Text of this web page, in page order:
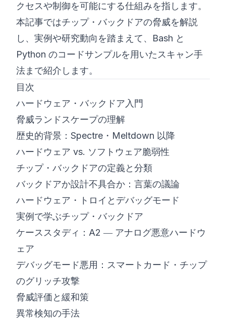
クセスや制御を可能にする仕組みを指します。
本記事ではチップ・バックドアの脅威を解説
し、実例や研究動向を踏まえて、Bash と
Python のコードサンプルを用いたスキャン手
法まで紹介します。
目次
ハードウェア・バックドア入門
脅威ランドスケープの理解
歴史的背景：Spectre・Meltdown 以降
ハードウェア vs. ソフトウェア脆弱性
チップ・バックドアの定義と分類
バックドアか設計不具合か：言葉の議論
ハードウェア・トロイとデバッグモード
実例で学ぶチップ・バックドア
ケーススタディ：A2 ― アナログ悪意ハードウ
ェア
デバッグモード悪用：スマートカード・チップ
のグリッチ攻撃
脅威評価と緩和策
異常検知の手法